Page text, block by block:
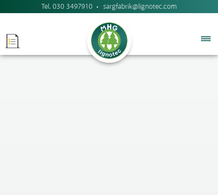
Tel.030 3497910 sargfabrik@lignotec.com
Navigation
überspringen